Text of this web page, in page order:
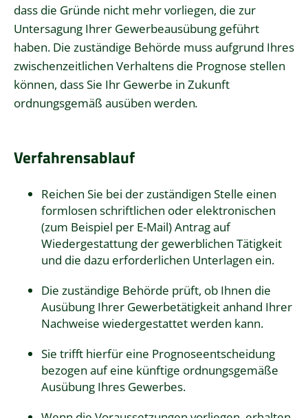
dass die Gründe nicht mehr vorliegen, die zur
Untersagung Ihrer Gewerbeausübung geführt
haben. Die zuständige Behörde muss aufgrund Ihres
zwischenzeitlichen Verhaltens die Prognose stellen
können, dass Sie Ihr Gewerbe in Zukunft
ordnungsgemäß ausüben werden.
Verfahrensablauf
Reichen Sie bei der zuständigen Stelle einen
formlosen schriftlichen oder elektronischen
(zum Beispiel per E-Mail) Antrag auf
Wiedergestattung der gewerblichen Tätigkeit
und die dazu erforderlichen Unterlagen ein.
Die zuständige Behörde prüft, ob Ihnen die
Ausübung Ihrer Gewerbetätigkeit anhand Ihrer
Nachweise wiedergestattet werden kann.
Sie trifft hierfür eine Prognoseentscheidung
bezogen auf eine künftige ordnungsgemäße
Ausübung Ihres Gewerbes.